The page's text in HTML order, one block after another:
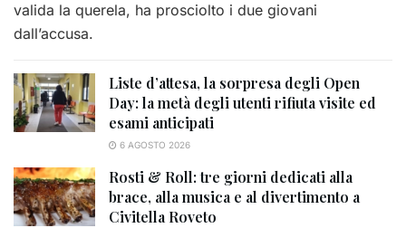
valida la querela, ha prosciolto i due giovani
dall’accusa.
Liste d’attesa, la sorpresa degli Open
Day: la metà degli utenti rifiuta visite ed
esami anticipati
6 AGOSTO 2026
Rosti & Roll: tre giorni dedicati alla
brace, alla musica e al divertimento a
Civitella Roveto